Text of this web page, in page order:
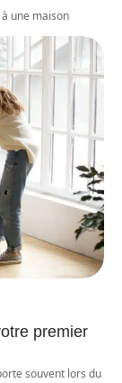
une maison
premier
souvent lors du